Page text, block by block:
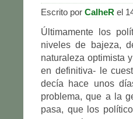
Escrito por CalheR el
Últimamente los
niveles de bajeza,
naturaleza optimista
en definitiva- le
decía hace unos
problema, que a la
pasa, que los